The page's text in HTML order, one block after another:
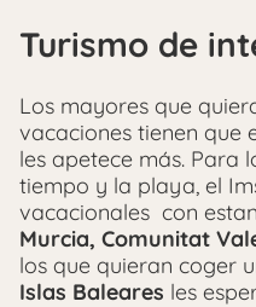
Turismo de
Los mayores que
vacaciones tienen que
les apetece más. Para
tiempo y la playa, el
vacacionales con
Murcia, Comunitat
los que quieran coger
Islas Baleares les